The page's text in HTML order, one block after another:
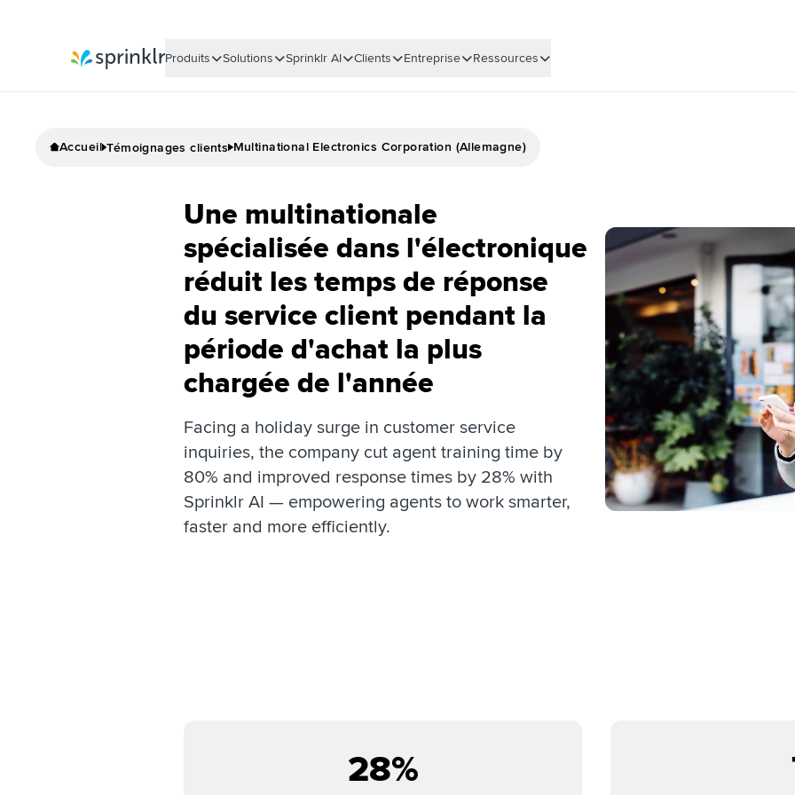
Produits Solutions Sprinklr AI Clients Entreprise Ressources
Accueil Témoignages clients Multinational Electronics Corporation (Allemagne)
Une multinationale
spécialisée dans l'électronique
réduit les temps de réponse
du service client pendant la
période d'achat la plus
chargée de l'année
Facing a holiday surge in customer service
inquiries, the company cut agent training time by
80% and improved response times by 28% with
Sprinklr AI — empowering agents to work smarter,
faster and more efficiently.
28%